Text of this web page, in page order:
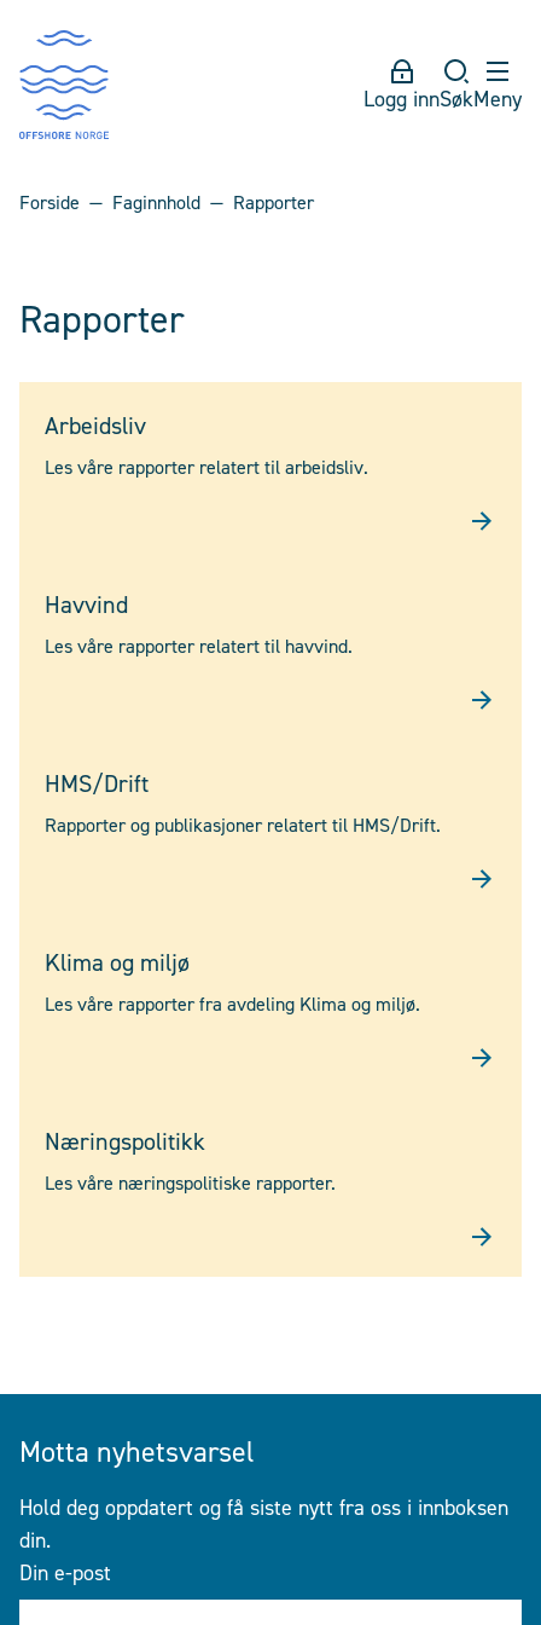
Logg innSøkMeny
Forside Faginnhold Rapporter
Rapporter
Arbeidsliv
Les våre rapporter relatert til arbeidsliv.
Havvind
Les våre rapporter relatert til havvind.
HMS/Drift
Rapporter og publikasjoner relatert til HMS/Drift.
Klima og miljø
Les våre rapporter fra avdeling Klima og miljø.
Næringspolitikk
Les våre næringspolitiske rapporter.
Motta nyhetsvarsel
Hold deg oppdatert og få siste nytt fra oss i innboksen
din.
Din e-post